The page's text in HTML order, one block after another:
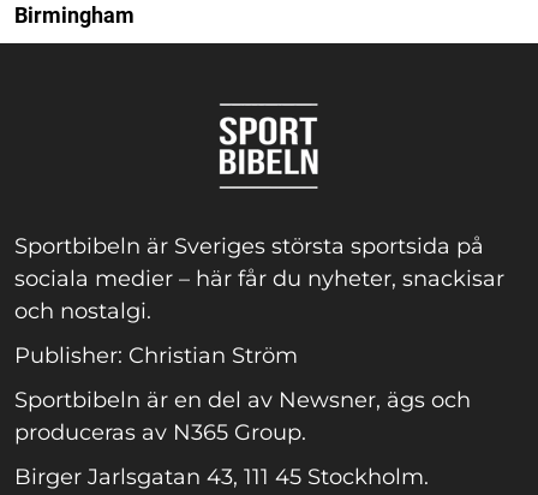
Birmingham
Sportbibeln är Sveriges största sportsida på
sociala medier – här får du nyheter, snackisar
och nostalgi.
Publisher: Christian Ström
Sportbibeln är en del av Newsner, ägs och
produceras av N365 Group.
Birger Jarlsgatan 43, 111 45 Stockholm.